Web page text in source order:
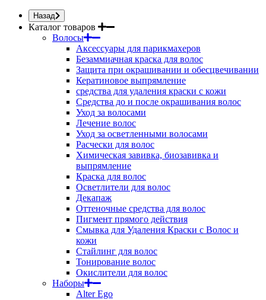
Назад
Каталог товаров
Волосы
Аксессуары для парикмахеров
Безаммиачная краска для волос
Защита при окрашивании и обесцвечивании
Кератиновое выпрямление
средства для удаления краски с кожи
Средства до и после окрашивания волос
Уход за волосами
Лечение волос
Уход за осветленными волосами
Расчески для волос
Химическая завивка, биозавивка и
выпрямление
Краска для волос
Осветлители для волос
Декапаж
Оттеночные средства для волос
Пигмент прямого действия
Смывка для Удаления Краски с Волос и
кожи
Стайлинг для волос
Тонирование волос
Окислители для волос
Наборы
Alter Ego